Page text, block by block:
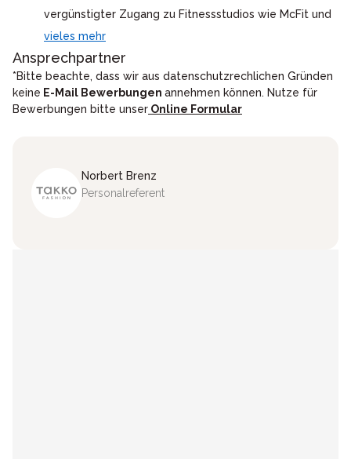
vergünstigter Zugang zu Fitnessstudios wie McFit und
vieles mehr
Ansprechpartner
*Bitte beachte, dass wir aus datenschutzrechlichen Gründen
keine E-Mail Bewerbungen annehmen können. Nutze für
Bewerbungen bitte unser Online Formular
Norbert Brenz
Personalreferent